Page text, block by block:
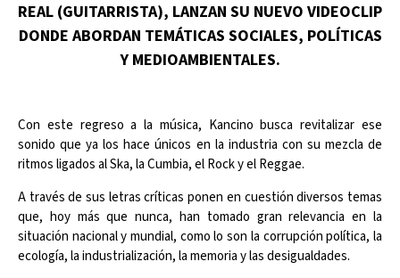
REAL (GUITARRISTA), LANZAN SU NUEVO VIDEOCLIP
DONDE ABORDAN TEMÁTICAS SOCIALES, POLÍTICAS
Y MEDIOAMBIENTALES.
Con este regreso a la música, Kancino busca revitalizar ese
sonido que ya los hace únicos en la industria con su mezcla de
ritmos ligados al Ska, la Cumbia, el Rock y el Reggae.
A través de sus letras críticas ponen en cuestión diversos temas
que, hoy más que nunca, han tomado gran relevancia en la
situación nacional y mundial, como lo son la corrupción política, la
ecología, la industrialización, la memoria y las desigualdades.